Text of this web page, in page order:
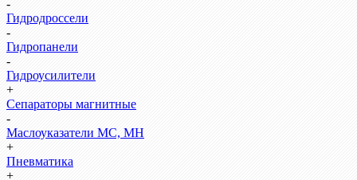
-
Гидродроссели
-
Гидропанели
-
Гидроусилители
+
Сепараторы магнитные
-
Маслоуказатели МС, МН
+
Пневматика
+